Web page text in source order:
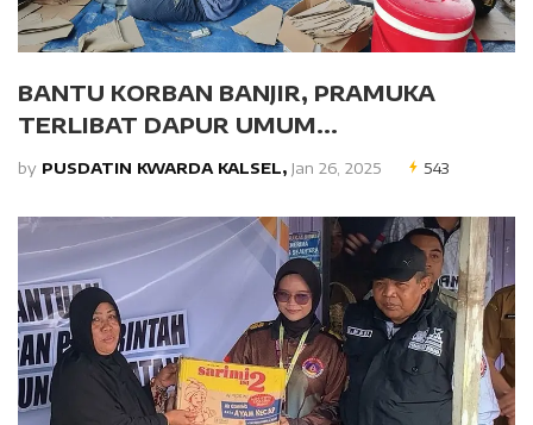
BANTU KORBAN BANJIR, PRAMUKA
TERLIBAT DAPUR UMUM...
by PUSDATIN KWARDA KALSEL, Jan 26, 2025 543